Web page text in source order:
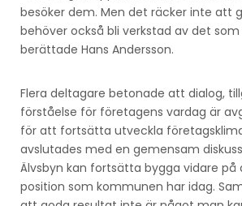
besöker dem. Men det räcker inte att
behöver också bli verkstad av det
berättade Hans Andersson.
Flera deltagare betonade att dialog,
förståelse för företagens vardag är
för att fortsätta utveckla
avslutades med en gemensam
Älvsbyn kan fortsätta bygga vidare på
position som kommunen har idag.